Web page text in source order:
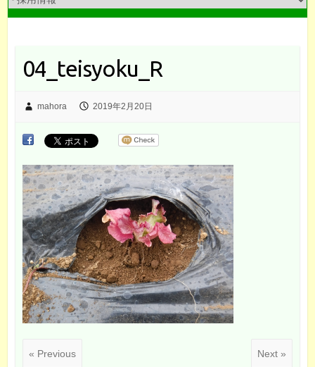
04_teisyoku_R
mahora 2019年2月20日
« Previous Next »